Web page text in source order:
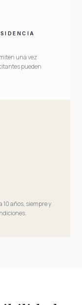
una vez
pueden
10 años, siempre y